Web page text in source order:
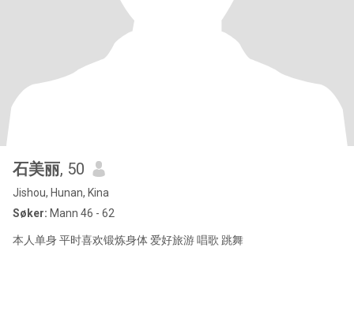
石美丽, 50
Jishou, Hunan, Kina
Søker: Mann 46 - 62
本人单身 平时喜欢锻炼身体 爱好旅游 唱歌 跳舞